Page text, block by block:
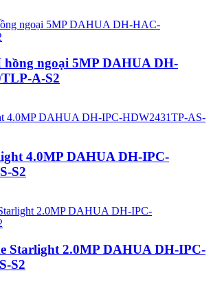
hồng ngoại 5MP DAHUA DH-
A-S2
4.0MP DAHUA DH-IPC-
S2
Starlight 2.0MP DAHUA DH-IPC-
S2